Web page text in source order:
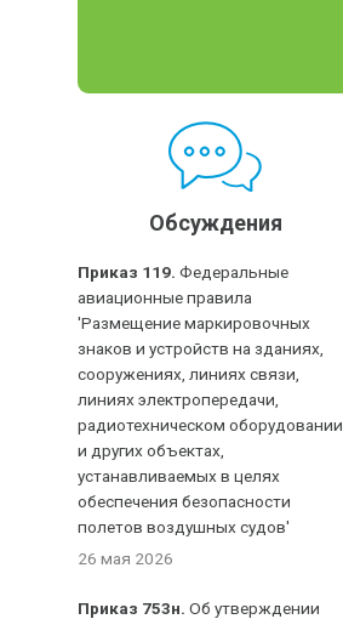
Обсуждения
Приказ 119. Федеральные
авиационные правила
'Размещение маркировочных
знаков и устройств на зданиях,
сооружениях, линиях связи,
линиях электропередачи,
радиотехническом оборудовании
и других объектах,
устанавливаемых в целях
обеспечения безопасности
полетов воздушных судов'
26 мая 2026
Приказ 753н. Об утверждении